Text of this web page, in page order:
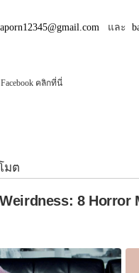
และ
คลิกที่นี่